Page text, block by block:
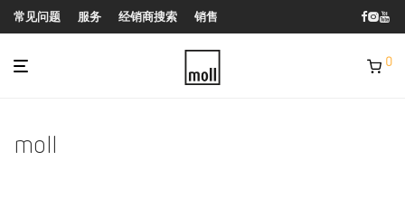
常见问题 服务 经销商搜索 销售
0
moll